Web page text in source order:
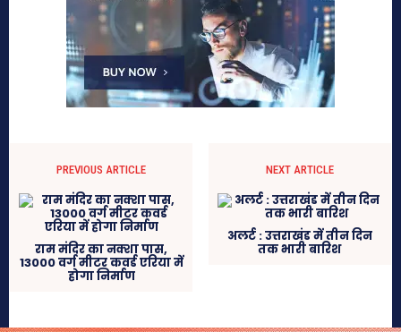
PREVIOUS ARTICLE
राम मंदिर का नक्शा पास,
13000 वर्ग मीटर कवर्ड एरिया में
होगा निर्माण
NEXT ARTICLE
अलर्ट : उत्तराखंड में तीन दिन
तक भारी बारिश